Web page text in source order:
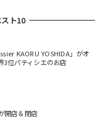
ト10
KAORU YOSHIDA」がオ
3位パティシエのお店
開店＆閉店